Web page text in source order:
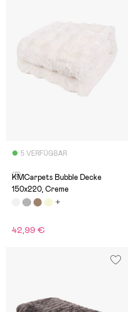
5 VERFÜGBAR
(2)
KMCarpets Bubble Decke
150x220, Creme
42,99 €